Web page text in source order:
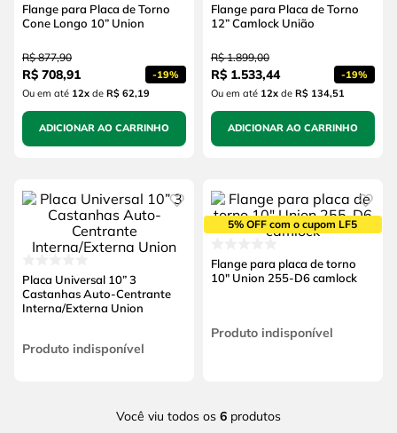
Flange para Placa de Torno
Cone Longo 10” Union
R$ 877,90
R$ 708,91 -19%
Ou em até 12xde R$ 62,19
ADICIONAR AO CARRINHO
Flange para Placa de Torno
12” Camlock União
R$ 1.899,00
R$ 1.533,44 -19%
Ou em até 12xde R$ 134,51
ADICIONAR AO CARRINHO
Placa Universal 10” 3
Castanhas Auto-Centrante
Interna/Externa Union
Produto indisponível
5% OFF com o cupom LF5
Flange para placa de torno
10" Union 255-D6 camlock
Produto indisponível
Você viu todos os 6 produtos